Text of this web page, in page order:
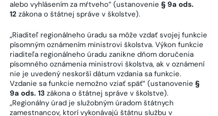
alebo vyhlásením za mŕtveho“ (ustanovenie § 9a ods.
12 zákona o štátnej správe v školstve).
„Riaditeľ regionálneho úradu sa môže vzdať svojej funkcie
písomným oznámením ministrovi školstva. Výkon funkcie
riaditeľa regionálneho úradu zanikne dňom doručenia
písomného oznámenia ministrovi školstva, ak v oznámení
nie je uvedený neskorší dátum vzdania sa funkcie.
Vzdanie sa funkcie nemožno vziať späť“ (ustanovenie §
9a ods. 13 zákona o štátnej správe v školstve).
„Regionálny úrad je služobným úradom štátnych
zamestnancov, ktorí vykonávajú štátnu službu v